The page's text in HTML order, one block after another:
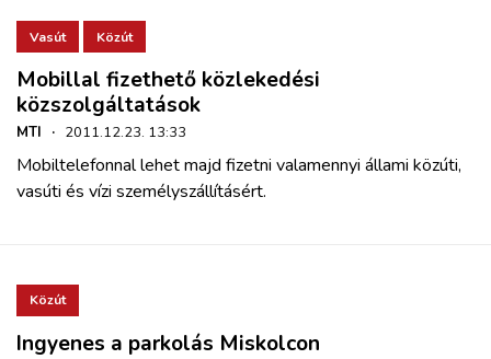
Vasút Közút
Mobillal fizethető közlekedési
közszolgáltatások
MTI · 2011.12.23. 13:33
Mobiltelefonnal lehet majd fizetni valamennyi állami közúti,
vasúti és vízi személyszállításért.
Közút
Ingyenes a parkolás Miskolcon